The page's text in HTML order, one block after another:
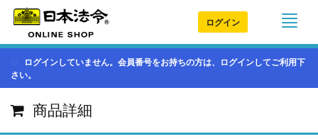
ログイン
ログインしていません。会員番号をお持ちの方は、ログインしてご利用下
さい。
商品詳細